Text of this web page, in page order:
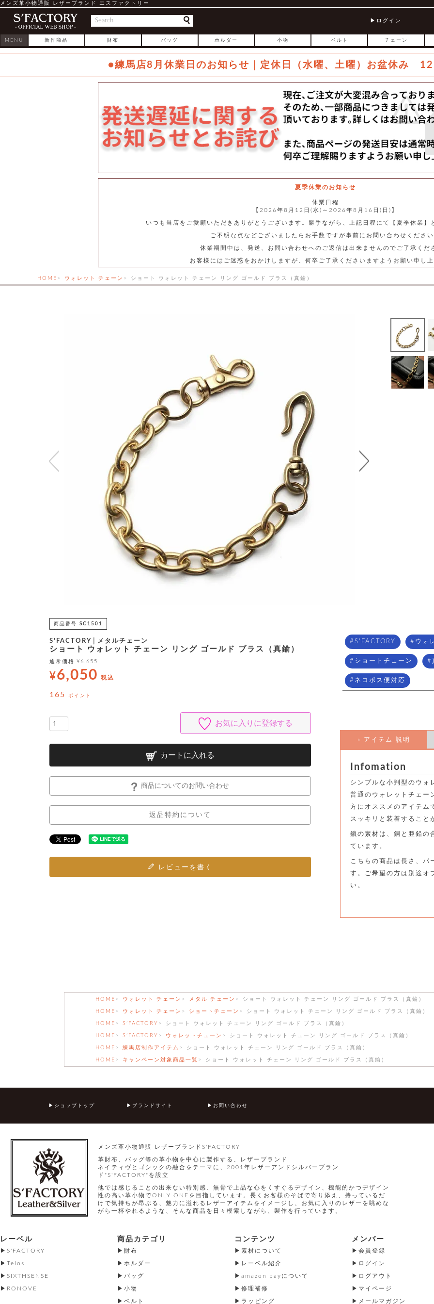
メンズ革小物通販 レザーブランド エスファクトリー
ログイン
MENU 新作商品 財布 バッグ ホルダー 小物 ベルト チェーン
●練馬店8月休業日のお知らせ｜定休日（水曜、土曜）お盆休み 12
夏季休業のお知らせ
休業日程
【2026年8月12日(水)～2026年8月16日(日)】
いつも当店をご愛顧いただきありがとうございます。勝手ながら、上記日程にて【夏季休業】
ご不明な点などございましたらお手数ですが事前にお問い合わせください
休業期間中は、発送、お問い合わせへのご返信は出来ませんのでご了承くだ
お客様にはご迷惑をおかけしますが、何卒ご了承くださいますようお願い申し上
HOME ウォレット チェーン ショート ウォレット チェーン リング ゴールド ブラス（真鍮）
商品番号 SC1501
S'FACTORY│メタルチェーン
ショート ウォレット チェーン リング ゴールド ブラス（真鍮）
通常価格 ¥6,655
¥6,050 税込
165 ポイント
お気に入りに登録する
カートに入れる
商品についてのお問い合わせ
返品特約について
レビューを書く
S'FACTORY ウォ
ショートチェーン
ネコポス便対応
» アイテム 説明
Infomation
シンプルな小判型のウォ
普通のウォレットチェー
方にオススメのアイテム
スッキリと装着すること
鎖の素材は、銅と亜鉛の
ています。
こちらの商品は長さ、パ
す。ご希望の方は別途オ
い。
HOME ウォレット チェーン メタル チェーン ショート ウォレット チェーン リング ゴールド ブラス（真鍮）
HOME ウォレット チェーン ショートチェーン ショート ウォレット チェーン リング ゴールド ブラス（真鍮）
HOME S’FACTORY ショート ウォレット チェーン リング ゴールド ブラス（真鍮）
HOME S’FACTORY ウォレットチェーン ショート ウォレット チェーン リング ゴールド ブラス（真鍮）
HOME 練馬店制作アイテム ショート ウォレット チェーン リング ゴールド ブラス（真鍮）
HOME キャンペーン対象商品一覧 ショート ウォレット チェーン リング ゴールド ブラス（真鍮）
ショップトップ ブランドサイト お問い合わせ
メンズ革小物通販 レザーブランドS'FACTORY
革財布、バッグ等の革小物を中心に製作する、レザーブランド
ネイティヴとゴシックの融合をテーマに、2001年レザーアンドシルバーブラン
ド"S'FACTORY"を設立
他では感じることの出来ない特別感、無骨で上品な心をくすぐるデザイン、機能的かつデザイン
性の高い革小物でONLY ONEを目指しています。長くお客様のそばで寄り添え、持っているだ
けで気持ちが昂ぶる、魅力に溢れるレザーアイテムをイメージし、お気に入りのレザーを眺めな
がら一杯やれるような、そんな商品を日々模索しながら、製作を行っています。
レーベル
S'FACTORY
Telos
SIXTHSENSE
RONOVE
商品カテゴリ
財布
ホルダー
バッグ
小物
ベルト
コンテンツ
素材について
レーベル紹介
amazon payについて
修理補修
ラッピング
メンバー
会員登録
ログイン
ログアウト
マイページ
メールマガジン